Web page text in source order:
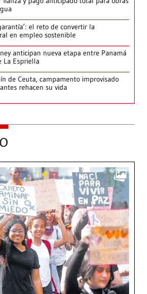
el reto de convertir la
en empleo sostenible
anticipan nueva etapa entre Panamá
La Espriella
de Ceuta, campamento improvisado
rehacen su vida